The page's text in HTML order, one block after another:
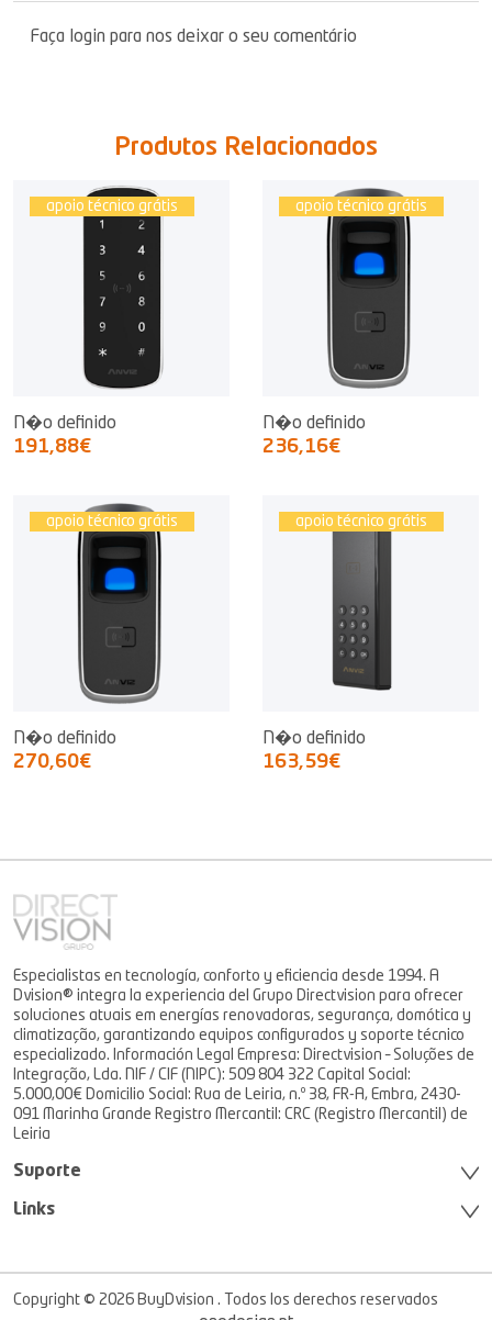
Faça login para nos deixar o seu comentário
Produtos Relacionados
apoio técnico grátis
N�o definido
191,88€
apoio técnico grátis
N�o definido
236,16€
apoio técnico grátis
N�o definido
270,60€
apoio técnico grátis
N�o definido
163,59€
Especialistas en tecnología, conforto y eficiencia desde 1994. A
Dvision® integra la experiencia del Grupo Directvision para ofrecer
soluciones atuais em energías renovadoras, segurança, domótica y
climatização, garantizando equipos configurados y soporte técnico
especializado. Información Legal Empresa: Directvision – Soluções de
Integração, Lda. NIF / CIF (NIPC): 509 804 322 Capital Social:
5.000,00€ Domicilio Social: Rua de Leiria, n.º 38, FR-A, Embra, 2430-
091 Marinha Grande Registro Mercantil: CRC (Registro Mercantil) de
Leiria
Suporte
Links
Copyright © 2026 BuyDvision . Todos los derechos reservados